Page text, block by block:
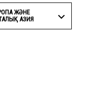
ЖӘНЕ
АЗИЯ